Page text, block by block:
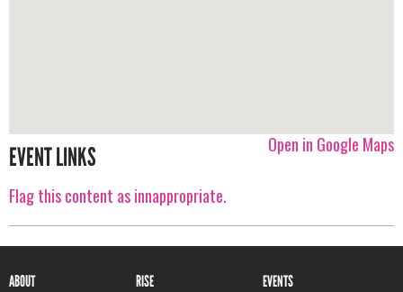
Open in Google Maps
EVENT LINKS
Flag this content as innappropriate.
ABOUT RISE EVENTS